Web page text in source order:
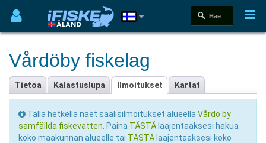
Vårdöby fiskelag
Tietoa Kalastuslupa Ilmoitukset Kartat
Tällä hetkellä näet saalisilmoitukset alueella Vårdö by
samfällda fiskevatten . Paina TÄSTÄ laajentaaksesi hakua
koko maakunnan alueelle tai TÄSTÄ laajentaaksesi koko